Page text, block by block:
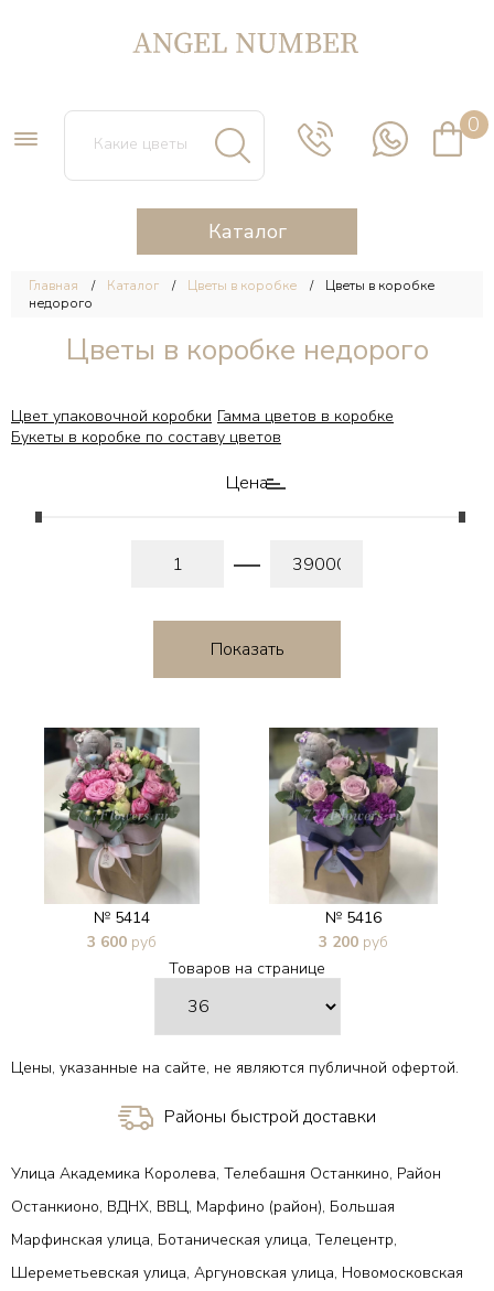
0
Каталог
Главная Каталог Цветы в коробке
Цветы в коробке
недорого
Цветы в коробке недорого
Цвет упаковочной коробки Гамма цветов в коробке
Букеты в коробке по составу цветов
Цена
№ 5414
3 600 руб
№ 5416
3 200 руб
В 1 клик
Товаров на странице
Цены, указанные на сайте, не являются публичной офертой.
Районы быстрой доставки
Улица Академика Королева, Телебашня Останкино, Район
Останкионо, ВДНХ, ВВЦ, Марфино (район), Большая
Марфинская улица, Ботаническая улица, Телецентр,
Шереметьевская улица, Аргуновская улица, Новомосковская